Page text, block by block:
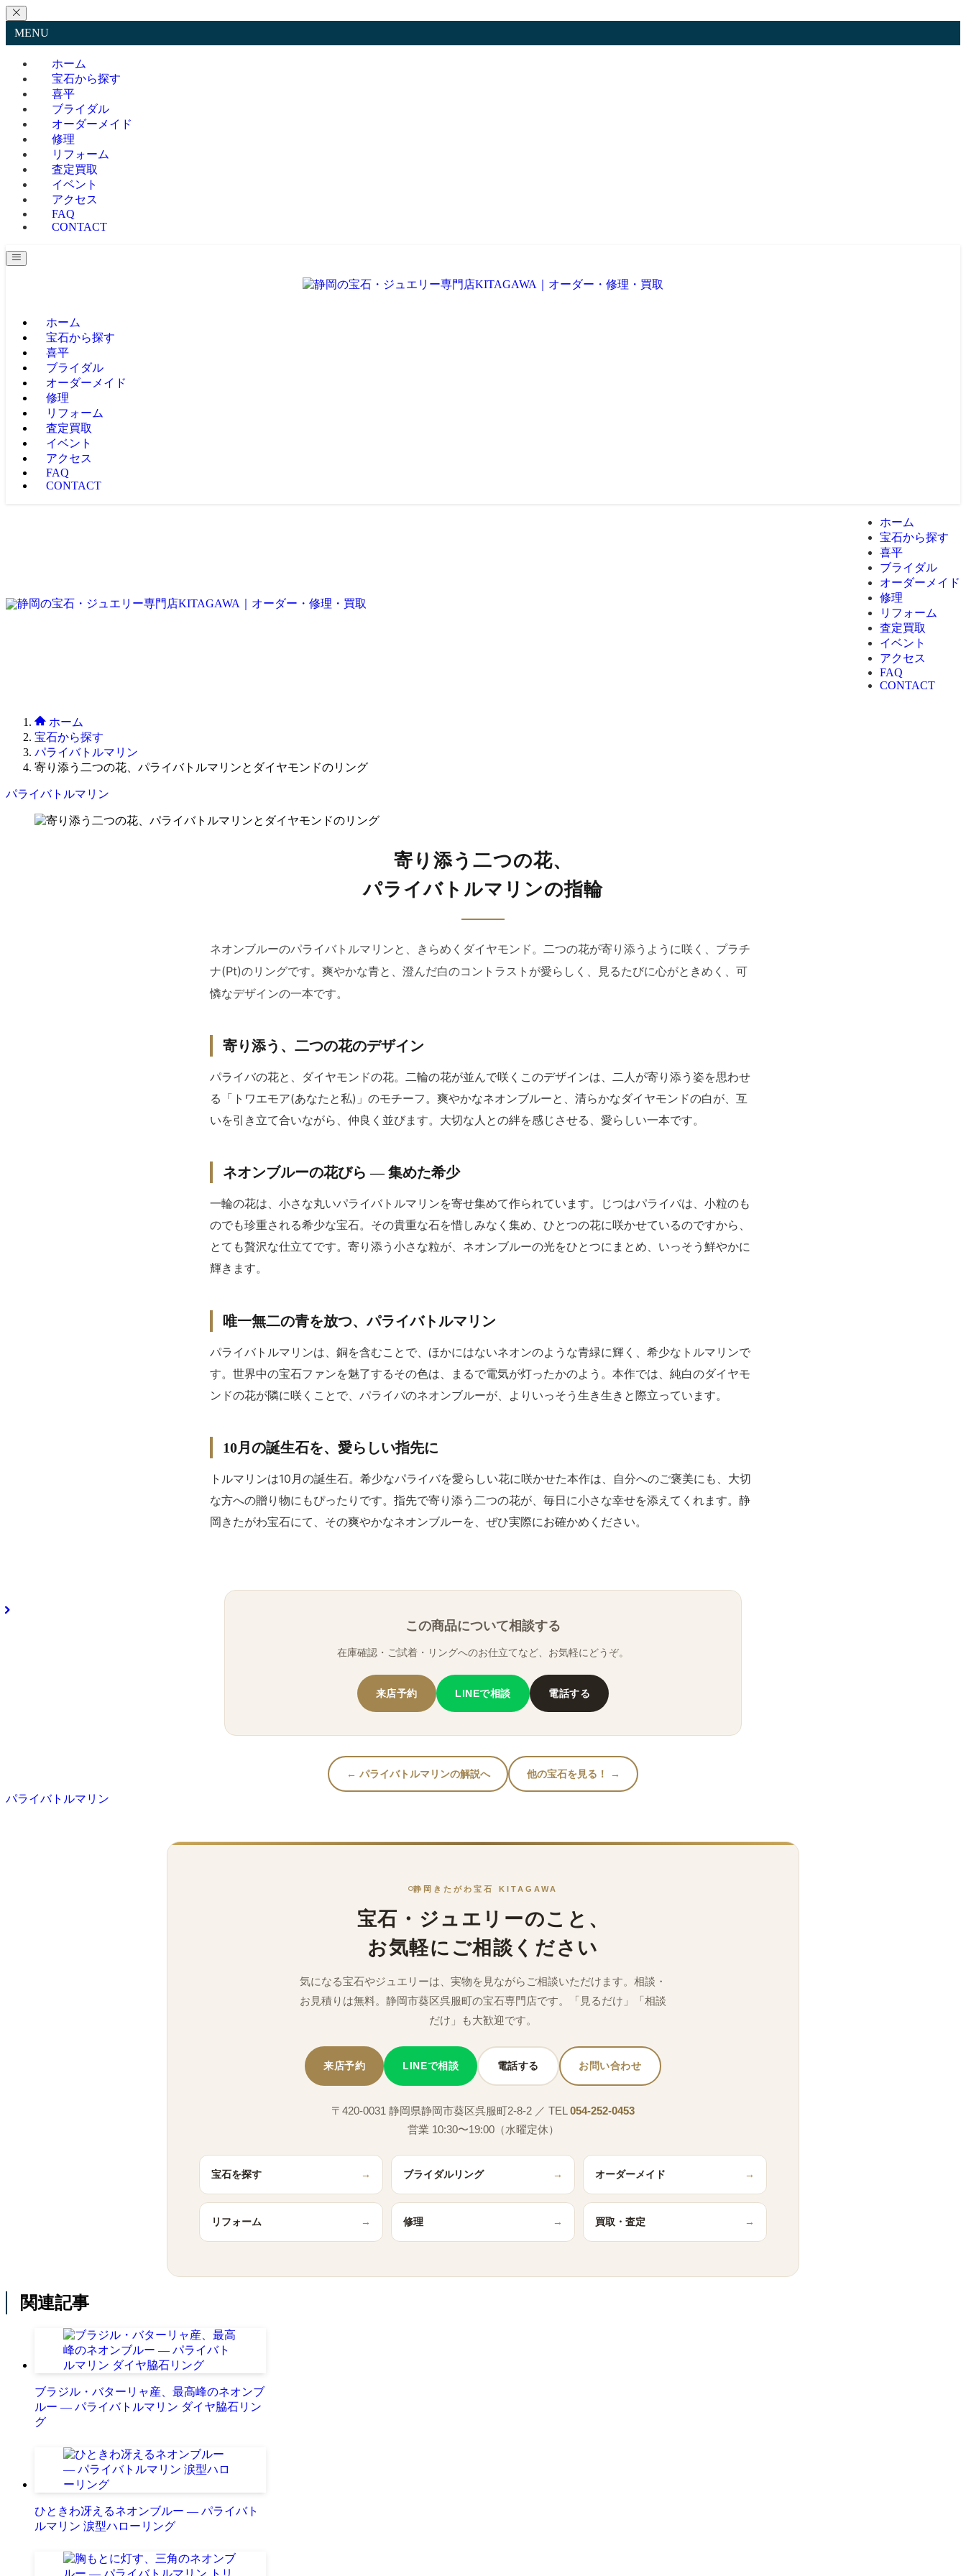
MENU
ホーム
宝石から探す
喜平
ブライダル
オーダーメイド
修理
リフォーム
査定買取
イベント
アクセス
FAQ
CONTACT
ホーム
宝石から探す
喜平
ブライダル
オーダーメイド
修理
リフォーム
査定買取
イベント
アクセス
FAQ
CONTACT
ホーム
宝石から探す
喜平
ブライダル
オーダーメイド
修理
リフォーム
査定買取
イベント
アクセス
FAQ
CONTACT
ホーム
宝石から探す
パライバトルマリン
寄り添う二つの花、パライバトルマリンとダイヤモンドのリング
パライバトルマリン
寄り添う二つの花、
パライバトルマリンの指輪
ネオンブルーのパライバトルマリンと、きらめくダイヤモンド。二つの花が寄り添うように咲く、プラチ
ナ(Pt)のリングです。爽やかな青と、澄んだ白のコントラストが愛らしく、見るたびに心がときめく、可
憐なデザインの一本です。
寄り添う、二つの花のデザイン
パライバの花と、ダイヤモンドの花。二輪の花が並んで咲くこのデザインは、二人が寄り添う姿を思わせ
る「トワエモア(あなたと私)」のモチーフ。爽やかなネオンブルーと、清らかなダイヤモンドの白が、互
いを引き立て合いながら、仲良く並びます。大切な人との絆を感じさせる、愛らしい一本です。
ネオンブルーの花びら ― 集めた希少
一輪の花は、小さな丸いパライバトルマリンを寄せ集めて作られています。じつはパライバは、小粒のも
のでも珍重される希少な宝石。その貴重な石を惜しみなく集め、ひとつの花に咲かせているのですから、
とても贅沢な仕立てです。寄り添う小さな粒が、ネオンブルーの光をひとつにまとめ、いっそう鮮やかに
輝きます。
唯一無二の青を放つ、パライバトルマリン
パライバトルマリンは、銅を含むことで、ほかにはないネオンのような青緑に輝く、希少なトルマリンで
す。世界中の宝石ファンを魅了するその色は、まるで電気が灯ったかのよう。本作では、純白のダイヤモ
ンドの花が隣に咲くことで、パライバのネオンブルーが、よりいっそう生き生きと際立っています。
10月の誕生石を、愛らしい指先に
トルマリンは10月の誕生石。希少なパライバを愛らしい花に咲かせた本作は、自分へのご褒美にも、大切
な方への贈り物にもぴったりです。指先で寄り添う二つの花が、毎日に小さな幸せを添えてくれます。静
岡きたがわ宝石にて、その爽やかなネオンブルーを、ぜひ実際にお確かめください。
この商品について相談する
在庫確認・ご試着・リングへのお仕立てなど、お気軽にどうぞ。
来店予約 LINEで相談 電話する
← パライバトルマリンの解説へ 他の宝石を見る！ →
パライバトルマリン
静岡きたがわ宝石 KITAGAWA
宝石・ジュエリーのこと、
お気軽にご相談ください
気になる宝石やジュエリーは、実物を見ながらご相談いただけます。相談・
お見積りは無料。静岡市葵区呉服町の宝石専門店です。「見るだけ」「相談
だけ」も大歓迎です。
来店予約 LINEで相談 電話する お問い合わせ
〒420-0031 静岡県静岡市葵区呉服町2-8-2 ／ TEL 054-252-0453
営業 10:30〜19:00（水曜定休）
宝石を探す → ブライダルリング → オーダーメイド →
リフォーム → 修理 → 買取・査定 →
関連記事
ブラジル・バターリャ産、最高峰のネオンブ
ルー ― パライバトルマリン ダイヤ脇石リン
グ
ひときわ冴えるネオンブルー ― パライバト
ルマリン 涙型ハローリング